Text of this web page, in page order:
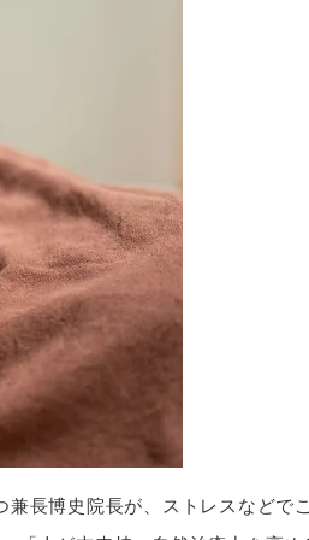
長博史院長が、ストレスなどで